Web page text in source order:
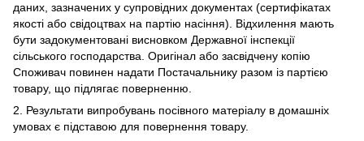
даних, зазначених у супровідних документах (сертифікатах
якості або свідоцтвах на партію насіння). Відхилення мають
бути задокументовані висновком Державної інспекції
сільського господарства. Оригінал або засвідчену копію
Споживач повинен надати Постачальнику разом із партією
товару, що підлягає поверненню.
2. Результати випробувань посівного матеріалу в домашніх
умовах є підставою для повернення товару.